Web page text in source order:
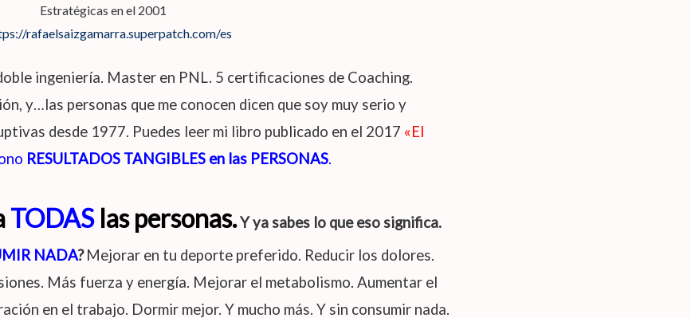
Estratégicas en el 2001
rafaelsaizgamarra.superpatch.com/es
ingeniería. Master en PNL. 5 certificaciones de Coaching.
y…las personas que me conocen dicen que soy muy serio y
desde 1977. Puedes leer mi libro publicado en el 2017 «El
RESULTADOS TANGIBLES en las PERSONAS.
TODAS las personas.Y ya sabes lo que eso significa.
NADA? Mejorar en tu deporte preferido. Reducir los dolores.
Más fuerza y energía. Mejorar el metabolismo. Aumentar el
en el trabajo. Dormir mejor. Y mucho más. Y sin consumir nada.